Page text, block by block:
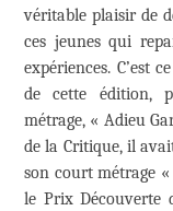
véritable plaisir de
ces jeunes qui
expériences. C’est
de cette édition,
métrage, « Adieu
de la Critique, il
son court métrage
le Prix Découverte